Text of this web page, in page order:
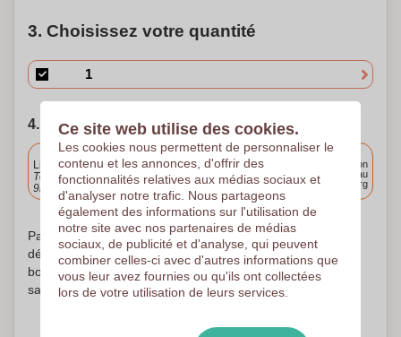
3. Choisissez votre quantité
4. Choisissez votre date d'expédition
Inclus
Livraison standard
Téléchargez et approuvez vos fichiers demain avant
9h30.
Livraison
partout au
Luxembourg
Pas d'inquiétude ! Nous vérifions chaque logo et ne
débutons l'impression qu'après accord de votre part sur le
bon à tirer reçu. Pas avant. Votre satisfaction est notre
satisfaction !
Ce site web utilise des cookies.
Les cookies nous permettent de personnaliser le
contenu et les annonces, d'offrir des
fonctionnalités relatives aux médias sociaux et
d'analyser notre trafic. Nous partageons
également des informations sur l'utilisation de
notre site avec nos partenaires de médias
sociaux, de publicité et d'analyse, qui peuvent
combiner celles-ci avec d'autres informations que
vous leur avez fournies ou qu'ils ont collectées
lors de votre utilisation de leurs services.